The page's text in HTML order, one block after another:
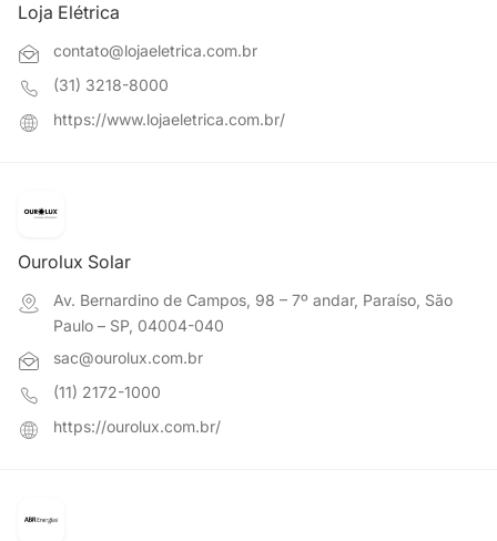
Loja Elétrica
contato@lojaeletrica.com.br
(31) 3218-8000
https://www.lojaeletrica.com.br/
Ourolux Solar
Av. Bernardino de Campos, 98 – 7º andar, Paraíso, São
Paulo – SP, 04004-040
sac@ourolux.com.br
(11) 2172-1000
https://ourolux.com.br/